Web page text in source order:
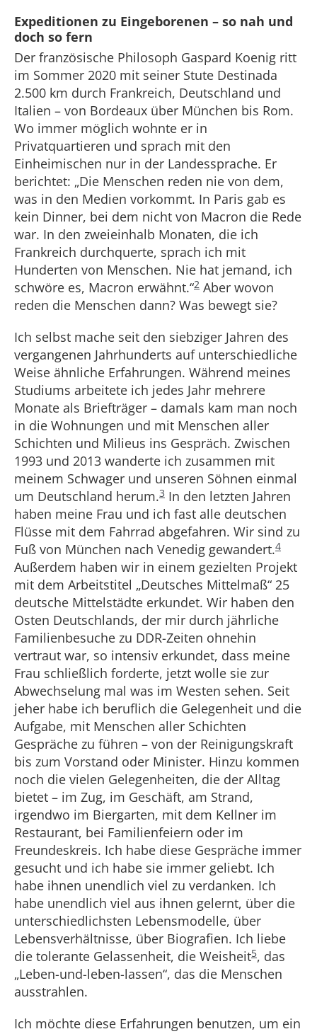
Expeditionen zu Eingeborenen – so nah und
doch so fern
Der französische Philosoph Gaspard Koenig ritt
im Sommer 2020 mit seiner Stute Destinada
2.500 km durch Frankreich, Deutschland und
Italien – von Bordeaux über München bis Rom.
Wo immer möglich wohnte er in
Privatquartieren und sprach mit den
Einheimischen nur in der Landessprache. Er
berichtet: „Die Menschen reden nie von dem,
was in den Medien vorkommt. In Paris gab es
kein Dinner, bei dem nicht von Macron die Rede
war. In den zweieinhalb Monaten, die ich
Frankreich durchquerte, sprach ich mit
Hunderten von Menschen. Nie hat jemand, ich
schwöre es, Macron erwähnt.“2 Aber wovon
reden die Menschen dann? Was bewegt sie?
Ich selbst mache seit den siebziger Jahren des
vergangenen Jahrhunderts auf unterschiedliche
Weise ähnliche Erfahrungen. Während meines
Studiums arbeitete ich jedes Jahr mehrere
Monate als Briefträger – damals kam man noch
in die Wohnungen und mit Menschen aller
Schichten und Milieus ins Gespräch. Zwischen
1993 und 2013 wanderte ich zusammen mit
meinem Schwager und unseren Söhnen einmal
um Deutschland herum.3 In den letzten Jahren
haben meine Frau und ich fast alle deutschen
Flüsse mit dem Fahrrad abgefahren. Wir sind zu
Fuß von München nach Venedig gewandert.4
Außerdem haben wir in einem gezielten Projekt
mit dem Arbeitstitel „Deutsches Mittelmaß“ 25
deutsche Mittelstädte erkundet. Wir haben den
Osten Deutschlands, der mir durch jährliche
Familienbesuche zu DDR-Zeiten ohnehin
vertraut war, so intensiv erkundet, dass meine
Frau schließlich forderte, jetzt wolle sie zur
Abwechselung mal was im Westen sehen. Seit
jeher habe ich beruflich die Gelegenheit und die
Aufgabe, mit Menschen aller Schichten
Gespräche zu führen – von der Reinigungskraft
bis zum Vorstand oder Minister. Hinzu kommen
noch die vielen Gelegenheiten, die der Alltag
bietet – im Zug, im Geschäft, am Strand,
irgendwo im Biergarten, mit dem Kellner im
Restaurant, bei Familienfeiern oder im
Freundeskreis. Ich habe diese Gespräche immer
gesucht und ich habe sie immer geliebt. Ich
habe ihnen unendlich viel zu verdanken. Ich
habe unendlich viel aus ihnen gelernt, über die
unterschiedlichsten Lebensmodelle, über
Lebensverhältnisse, über Biografien. Ich liebe
die tolerante Gelassenheit, die Weisheit5, das
„Leben-und-leben-lassen“, das die Menschen
ausstrahlen.
Ich möchte diese Erfahrungen benutzen, um ein